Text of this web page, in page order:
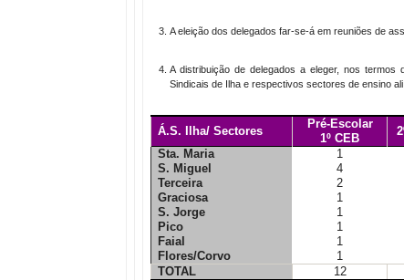
A eleição dos delegados far-se-á em reuniões de
A distribuição de delegados a eleger, nos
Sindicais de Ilha e respectivos sectores de ensino
Á.S. Ilha/ Sectores
Pré-Escolar
1º CEB
Sta. Maria
1
S. Miguel
4
Terceira
2
Graciosa
1
S. Jorge
1
Pico
1
Faial
1
Flores/Corvo
1
TOTAL
12